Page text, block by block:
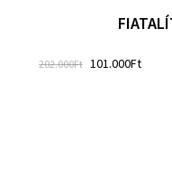
202.000Ft 101.000Ft